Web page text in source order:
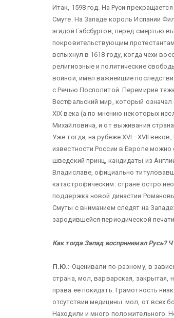
Итак, 1598 год. На Руси
Смуте. На Западе король Испании
эгидой Габсбургов, перед смертью
покровительствующим
вспыхнул в 1618 году, когда чехи
религиозные и политические
войной, имел важнейшие
с Речью Посполитой. Перемирие
Вестфальский мир, который
XIX века (а по мнению некоторых
Михайловича, и от выживания
Уже тогда, на рубеже XVI—XVII
известности России в Европе можно
шведский принц, кандидаты из
Владиславе, официально
катастрофическим: стране остро
поддержка новой династии
Смуты с вниманием следят на
зародившейся периодической
Как тогда Запад воспринимал Русь?
П.Ю.: Оценивали по-разному, в
страна, мол, варварская, закрытая,
права ее покидать. Грамотность
отсутствии медицины: мол, от всех
Находили и много положительного.